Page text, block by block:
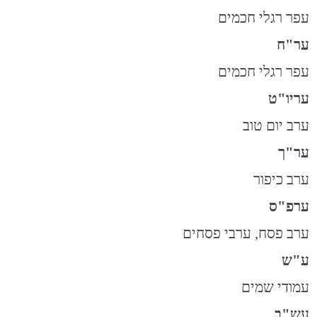
עפר רגלי חכמים
ער"ח
עפר רגלי חכמים
עריו"ט
ערב יום טוב
ער"ך
ערב כיפור
ערפ"ס
ערב פסח, ערבי פסחים
ע"ש
עמודי שמים